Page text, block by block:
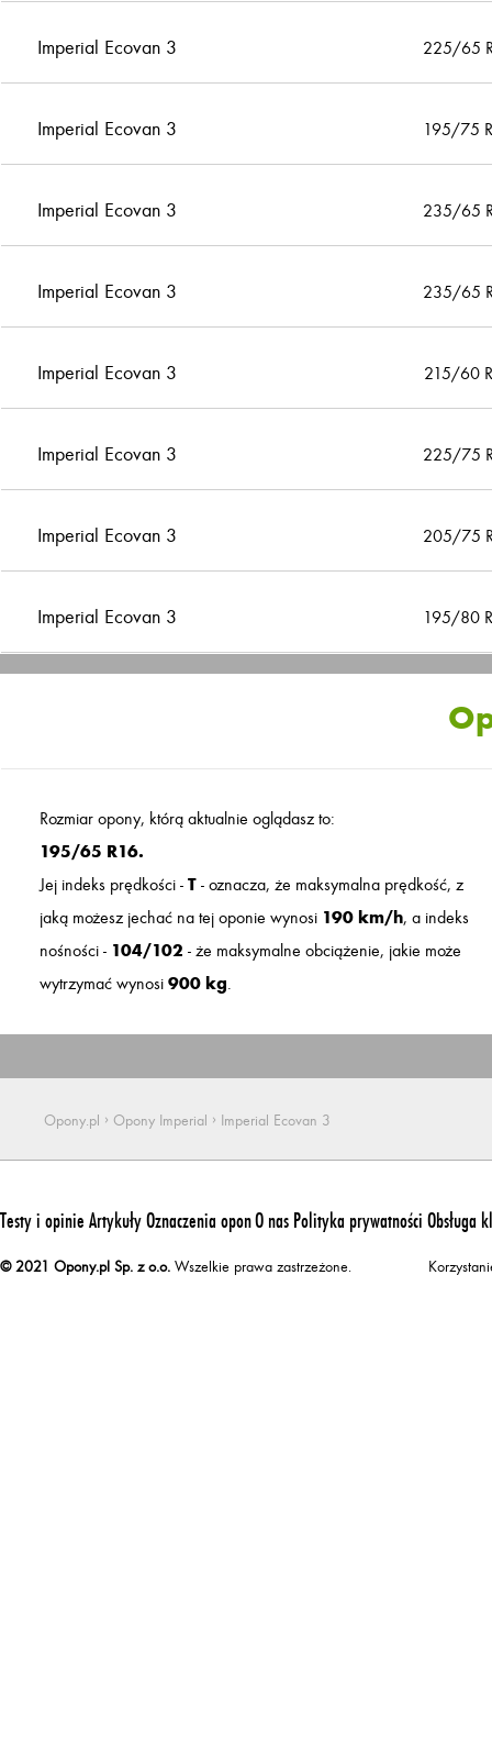
Imperial Ecovan 3 225/65
Imperial Ecovan 3 195/75
Imperial Ecovan 3 235/65
Imperial Ecovan 3 235/65
Imperial Ecovan 3 215/60
Imperial Ecovan 3 225/75
Imperial Ecovan 3 205/75
Imperial Ecovan 3 195/80
Rozmiar opony, którą aktualnie oglądasz to:
195/65 R16.
Jej indeks prędkości - T - oznacza, że maksymalna prędkość, z
jaką możesz jechać na tej oponie wynosi 190 km/h, a indeks
nośności - 104/102 - że maksymalne obciążenie, jakie może
wytrzymać wynosi 900 kg.
Opony.pl › Opony Imperial › Imperial Ecovan 3
Testy i opinie ArtykułyOznaczenia oponO nas Polityka prywatności Obsługa
© 2021 Opony.pl Sp. z o.o. Wszelkie prawa zastrzeżone.